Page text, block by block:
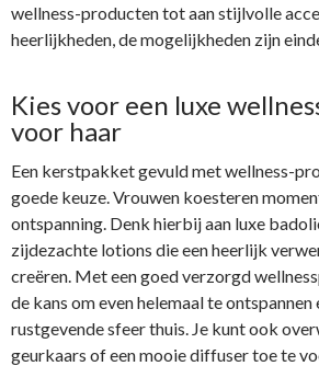
wellness-producten tot aan stijlvolle
heerlijkheden, de mogelijkheden zijn
Kies voor een luxe
voor haar
Een kerstpakket gevuld met wellness-
goede keuze. Vrouwen koesteren
ontspanning. Denk hierbij aan luxe
zijdezachte lotions die een heerlijk
creëren. Met een goed verzorgd
de kans om even helemaal te ontspannen
rustgevende sfeer thuis. Je kunt ook
geurkaars of een mooie diffuser toe te